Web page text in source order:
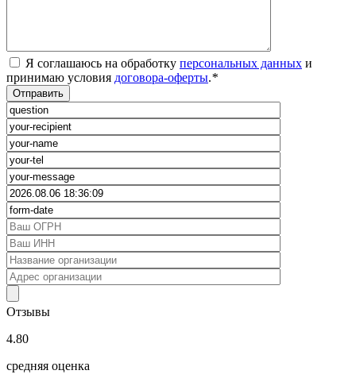
Я соглашаюсь на обработку персональных данных и
принимаю условия договора-оферты.*
Отзывы
4.80
средняя оценка